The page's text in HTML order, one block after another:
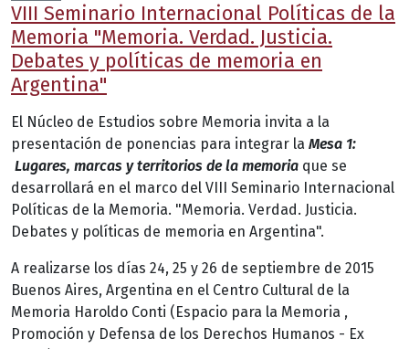
VIII Seminario Internacional Políticas de la
Memoria "Memoria. Verdad. Justicia.
Debates y políticas de memoria en
Argentina"
El Núcleo de Estudios sobre Memoria invita a la
presentación de ponencias para integrar la Mesa 1:
Lugares, marcas y territorios de la memoria que se
desarrollará en el marco del VIII Seminario Internacional
Políticas de la Memoria. "Memoria. Verdad. Justicia.
Debates y políticas de memoria en Argentina".
A realizarse los días 24, 25 y 26 de septiembre de 2015
Buenos Aires, Argentina en el Centro Cultural de la
Memoria Haroldo Conti (Espacio para la Memoria ,
Promoción y Defensa de los Derechos Humanos - Ex